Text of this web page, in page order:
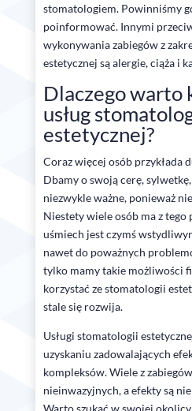
stomatologiem. Powinniśmy
poinformować. Innymi
wykonywania zabiegów z
estetycznej są alergie, ciąża i
Dlaczego warto
usług
estetycznej?
Coraz więcej osób przykłada
Dbamy o swoją cerę,
niezwykle ważne, ponieważ
Niestety wiele osób ma z tego
uśmiech jest czymś
nawet do poważnych
tylko mamy takie możliwości
korzystać ze stomatologii
stale się rozwija.
Usługi stomatologii
uzyskaniu zadowalających
kompleksów. Wiele z
nieinwazyjnych, a efekty są
Warto szukać w swojej